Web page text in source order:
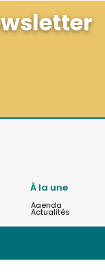
À la une
Agenda
Actualités